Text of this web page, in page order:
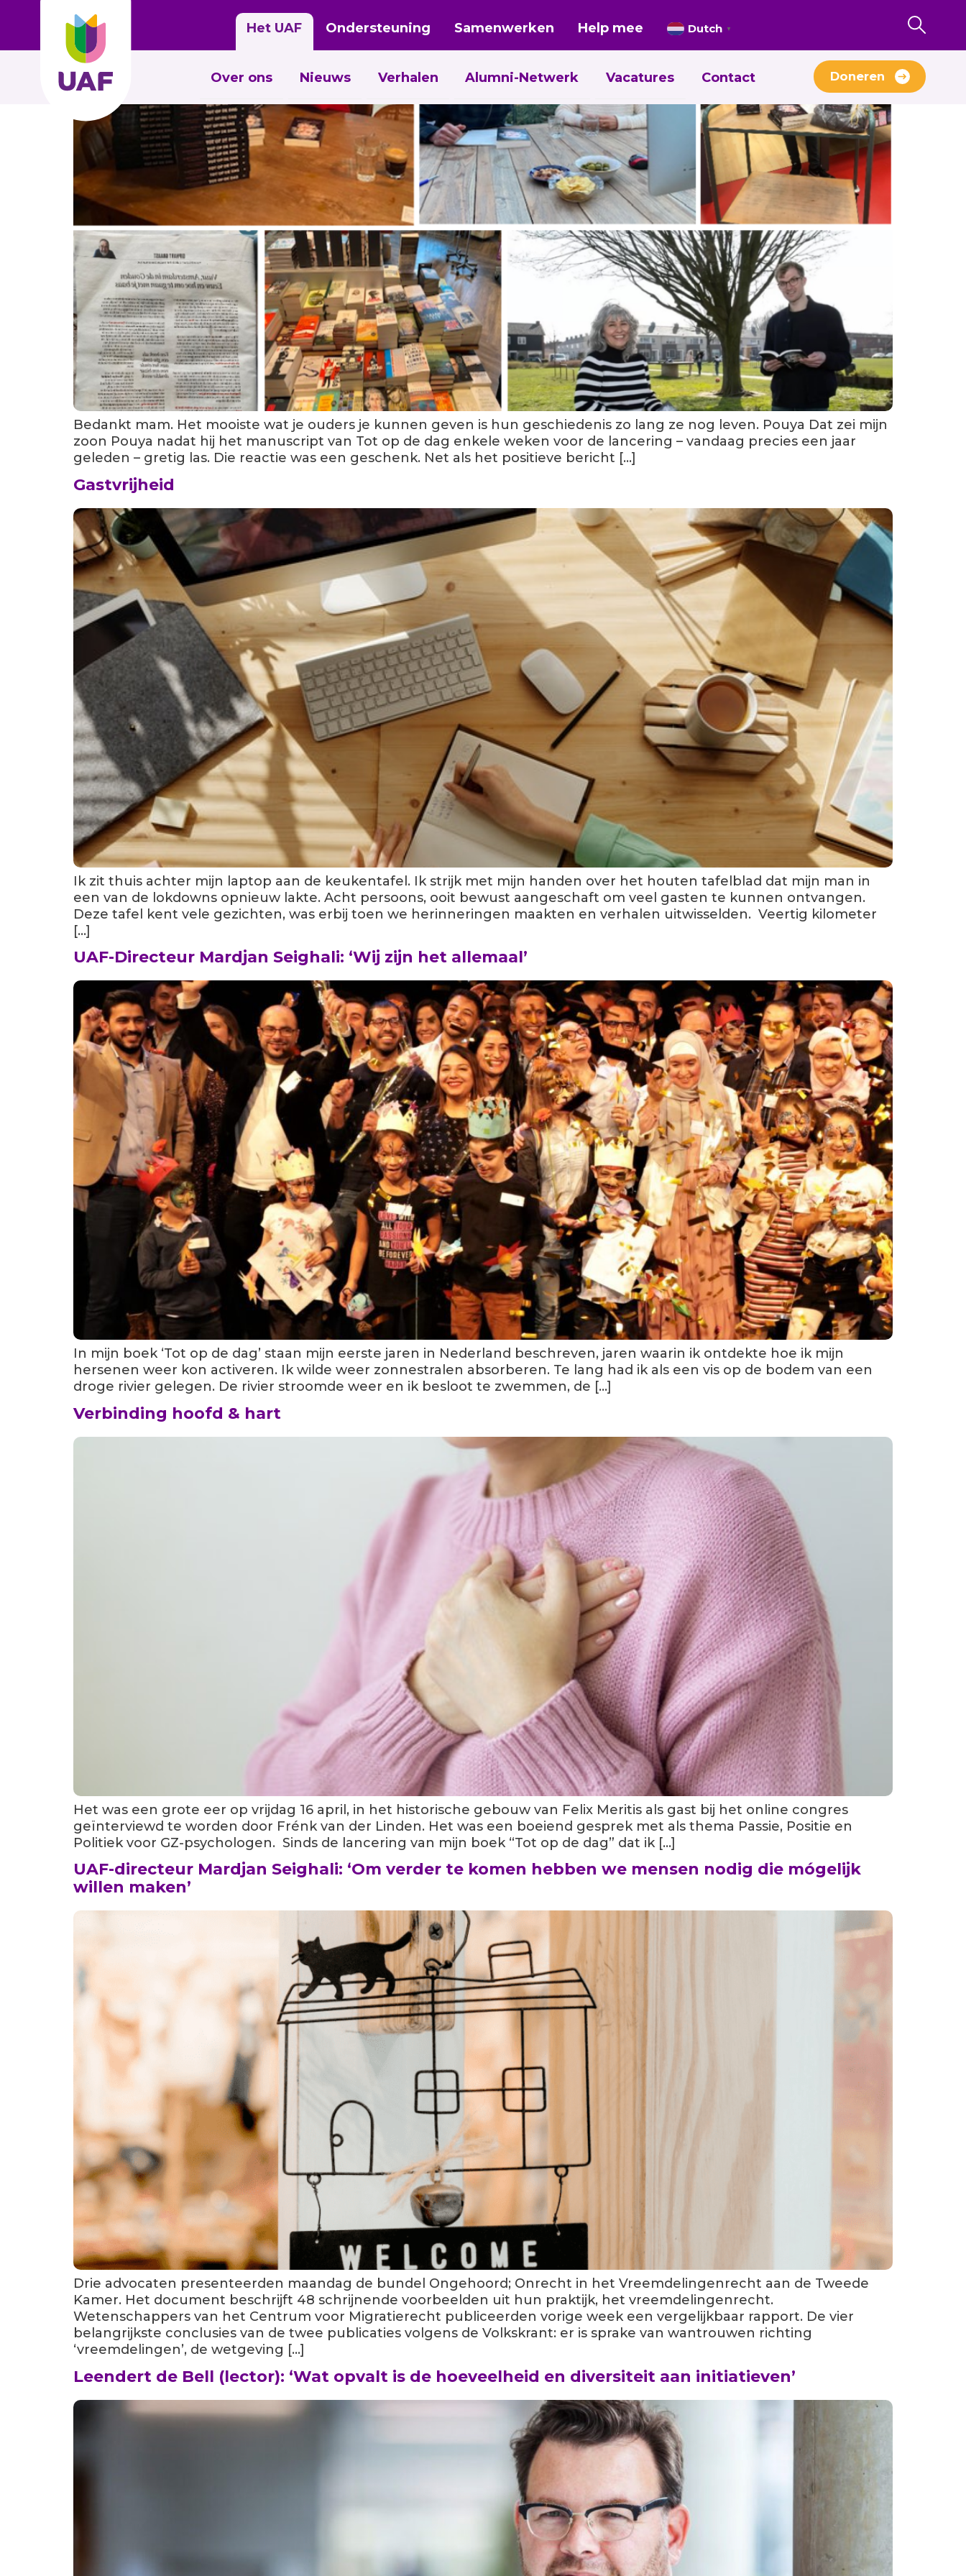
Het UAF
Over ons Nieuws Verhalen Alumni-Netwerk Vacatures Contact
Ondersteuning Samenwerken Help mee Dutch ▼
Doneren
Eén jaar ‘Tot op de dag’ (en nu verder)
Bedankt mam. Het mooiste wat je ouders je kunnen geven is hun geschiedenis zo lang ze nog leven. Pouya Dat zei mijn
zoon Pouya nadat hij het manuscript van Tot op de dag enkele weken voor de lancering – vandaag precies een jaar
geleden – gretig las. Die reactie was een geschenk. Net als het positieve bericht […]
Gastvrijheid
Ik zit thuis achter mijn laptop aan de keukentafel. Ik strijk met mijn handen over het houten tafelblad dat mijn man in
een van de lokdowns opnieuw lakte. Acht persoons, ooit bewust aangeschaft om veel gasten te kunnen ontvangen.
Deze tafel kent vele gezichten, was erbij toen we herinneringen maakten en verhalen uitwisselden. Veertig kilometer
[…]
UAF-Directeur Mardjan Seighali: ‘Wij zijn het allemaal’
In mijn boek ‘Tot op de dag’ staan mijn eerste jaren in Nederland beschreven, jaren waarin ik ontdekte hoe ik mijn
hersenen weer kon activeren. Ik wilde weer zonnestralen absorberen. Te lang had ik als een vis op de bodem van een
droge rivier gelegen. De rivier stroomde weer en ik besloot te zwemmen, de […]
Verbinding hoofd & hart
Het was een grote eer op vrijdag 16 april, in het historische gebouw van Felix Meritis als gast bij het online congres
geïnterviewd te worden door Frénk van der Linden. Het was een boeiend gesprek met als thema Passie, Positie en
Politiek voor GZ-psychologen. Sinds de lancering van mijn boek “Tot op de dag” dat ik […]
UAF-directeur Mardjan Seighali: ‘Om verder te komen hebben we mensen nodig die mógelijk
willen maken’
Drie advocaten presenteerden maandag de bundel Ongehoord; Onrecht in het Vreemdelingenrecht aan de Tweede
Kamer. Het document beschrijft 48 schrijnende voorbeelden uit hun praktijk, het vreemdelingenrecht.
Wetenschappers van het Centrum voor Migratierecht publiceerden vorige week een vergelijkbaar rapport. De vier
belangrijkste conclusies van de twee publicaties volgens de Volkskrant: er is sprake van wantrouwen richting
‘vreemdelingen’, de wetgeving […]
Leendert de Bell (lector): ‘Wat opvalt is de hoeveelheid en diversiteit aan initiatieven’